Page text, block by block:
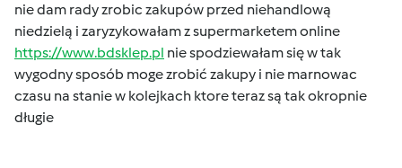
nie dam rady zrobic zakupów przed niehandlową
niedzielą i zaryzykowałam z supermarketem online
https://www.bdsklep.pl nie spodziewałam się w tak
wygodny sposób moge zrobić zakupy i nie marnowac
czasu na stanie w kolejkach ktore teraz są tak okropnie
długie